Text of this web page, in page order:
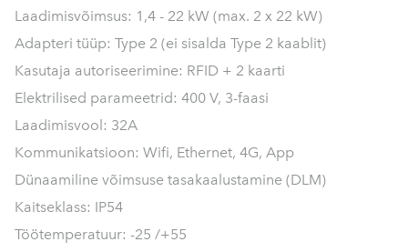
Laadimisvõimsus: 1,4 - 22 kW (max. 2 x 22 kW)
Adapteri tüüp: Type 2 (ei sisalda Type 2 kaablit)
Kasutaja autoriseerimine: RFID + 2 kaarti
Elektrilised parameetrid: 400 V, 3-faasi
Laadimisvool: 32A
Kommunikatsioon: Wifi, Ethernet, 4G, App
Dünaamiline võimsuse tasakaalustamine (DLM)
Kaitseklass: IP54
Töötemperatuur: -25 /+55